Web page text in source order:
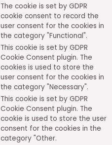
The cookie is set by GDPR
cookie consent to record the
user consent for the cookies in
the category "Functional".
This cookie is set by GDPR
Cookie Consent plugin. The
cookies is used to store the
user consent for the cookies in
the category "Necessary".
This cookie is set by GDPR
Cookie Consent plugin. The
cookie is used to store the user
consent for the cookies in the
category "Other.